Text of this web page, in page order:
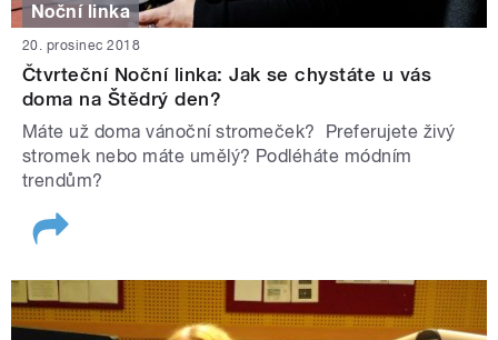
Noční linka
20. prosinec 2018
Čtvrteční Noční linka: Jak se chystáte u vás
doma na Štědrý den?
Máte už doma vánoční stromeček? Preferujete živý
stromek nebo máte umělý? Podléháte módním
trendům?